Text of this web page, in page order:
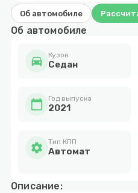
Об автомобиле
Об автомобиле
directions_car Кузов
Cедан
calendar_today Год выпуска
2021
settings Тип КПП
Автомат
Описание: